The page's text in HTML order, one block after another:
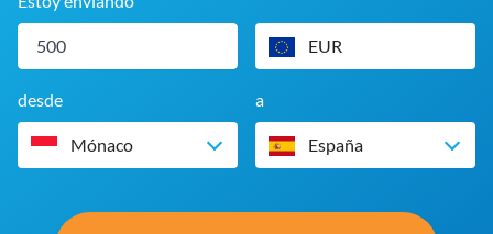
EUR
desde
Mónaco
a
España